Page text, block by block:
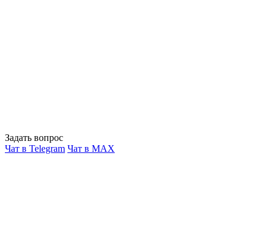
Задать вопрос
Чат в Telegram Чат в MAX